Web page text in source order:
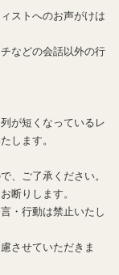
ストへのお声がけは
などの会話以外の行
が短くなっているレ
します。
、ご了承ください。
断りします。
・行動は禁止いたし
させていただきま